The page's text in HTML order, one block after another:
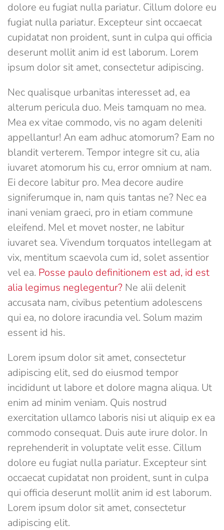
dolore eu fugiat nulla pariatur. Cillum dolore eu
fugiat nulla pariatur. Excepteur sint occaecat
cupidatat non proident, sunt in culpa qui officia
deserunt mollit anim id est laborum. Lorem
ipsum dolor sit amet, consectetur adipiscing.
Nec qualisque urbanitas interesset ad, ea
alterum pericula duo. Meis tamquam no mea.
Mea ex vitae commodo, vis no agam deleniti
appellantur! An eam adhuc atomorum? Eam no
blandit verterem. Tempor integre sit cu, alia
iuvaret atomorum his cu, error omnium at nam.
Ei decore labitur pro. Mea decore audire
signiferumque in, nam quis tantas ne? Nec ea
inani veniam graeci, pro in etiam commune
eleifend. Mel et movet noster, ne labitur
iuvaret sea. Vivendum torquatos intellegam at
vix, mentitum scaevola cum id, solet assentior
vel ea. Posse paulo definitionem est ad, id est
alia legimus neglegentur? Ne alii delenit
accusata nam, civibus petentium adolescens
qui ea, no dolore iracundia vel. Solum mazim
essent id his.
Lorem ipsum dolor sit amet, consectetur
adipiscing elit, sed do eiusmod tempor
incididunt ut labore et dolore magna aliqua. Ut
enim ad minim veniam. Quis nostrud
exercitation ullamco laboris nisi ut aliquip ex ea
commodo consequat. Duis aute irure dolor. In
reprehenderit in voluptate velit esse. Cillum
dolore eu fugiat nulla pariatur. Excepteur sint
occaecat cupidatat non proident, sunt in culpa
qui officia deserunt mollit anim id est laborum.
Lorem ipsum dolor sit amet, consectetur
adipiscing elit.